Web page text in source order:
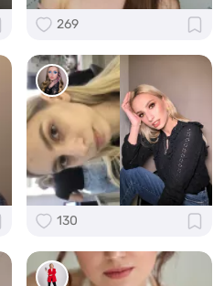
269
130